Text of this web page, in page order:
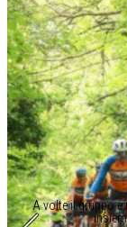
A volte il gruppo è